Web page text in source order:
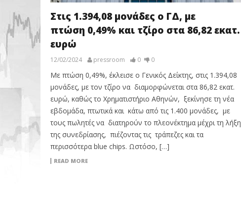
Στις 1.394,08 μονάδες ο ΓΔ, με
πτώση 0,49% και τζίρο στα 86,82 εκατ.
ευρώ
12/02/2024 pressroom 0 0
Με πτώση 0,49%, έκλεισε ο Γενικός Δείκτης, στις 1.394,08
μονάδες, με τον τζίρο να διαμορφώνεται στα 86,82 εκατ.
ευρώ, καθώς το Χρηματιστήριο Αθηνών, ξεκίνησε τη νέα
εβδομάδα, πτωτικά και κάτω από τις 1.400 μονάδες, με
τους πωλητές να διατηρούν το πλεονέκτημα μέχρι τη λήξη
της συνεδρίασης, πιέζοντας τις τράπεζες και τα
περισσότερα blue chips. Ωστόσο, […]
READ MORE